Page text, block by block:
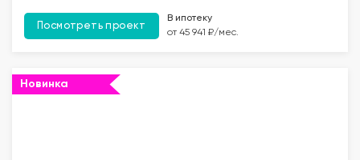
Посмотреть проект
В ипотеку
от 45 941 ₽/мес.
Новинка